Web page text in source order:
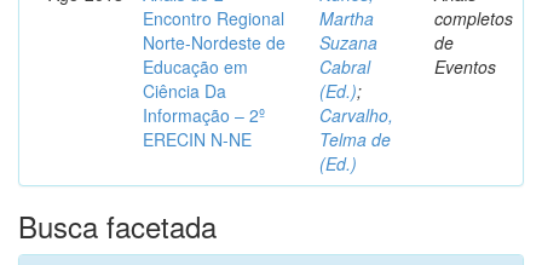
Encontro Regional
Norte-Nordeste de
Educação em
Ciência Da
Informação – 2º
ERECIN N-NE
Martha
Suzana
Cabral
(Ed.);
Carvalho,
Telma de
(Ed.)
completos
de
Eventos
Busca facetada